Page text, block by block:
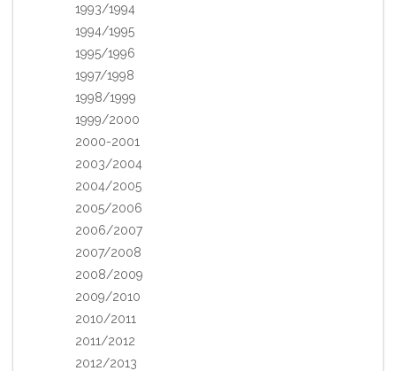
1993/1994
1994/1995
1995/1996
1997/1998
1998/1999
1999/2000
2000-2001
2003/2004
2004/2005
2005/2006
2006/2007
2007/2008
2008/2009
2009/2010
2010/2011
2011/2012
2012/2013